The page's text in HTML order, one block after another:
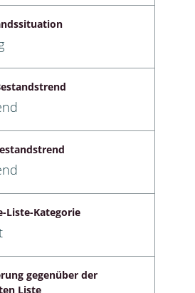
Liste-Kategorie
gegenüber der
Liste